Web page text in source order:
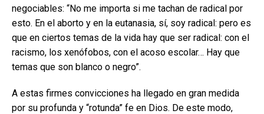
negociables: “No me importa si me tachan de radical por
esto. En el aborto y en la eutanasia, sí, soy radical: pero es
que en ciertos temas de la vida hay que ser radical: con el
racismo, los xenófobos, con el acoso escolar… Hay que
temas que son blanco o negro”.
A estas firmes convicciones ha llegado en gran medida
por su profunda y “rotunda” fe en Dios. De este modo,